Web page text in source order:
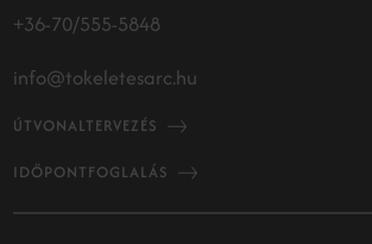
+36-70/555-5848
info@tokeletesarc.hu
ÚTVONALTERVEZÉS
IDŐPONTFOGLALÁS